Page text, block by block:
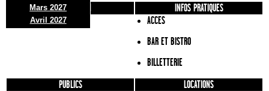
Mars 2027
Avril 2027
PRÉSENTATION
INFOS PRATIQUES
ACCES
BAR ET BISTRO
BILLETTERIE
PUBLICS
LOCATIONS